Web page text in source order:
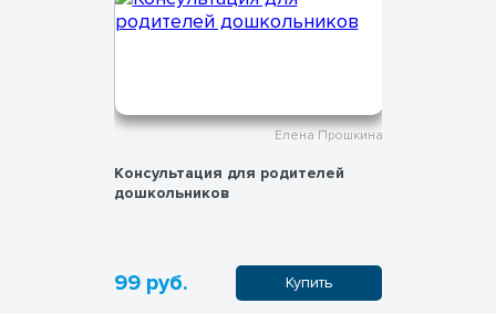
Елена Прошкина
Консультация для родителей
дошкольников
99 руб. Купить